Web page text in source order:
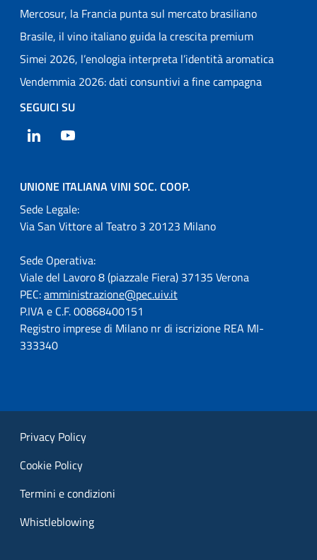
Mercosur, la Francia punta sul mercato brasiliano
Brasile, il vino italiano guida la crescita premium
Simei 2026, l’enologia interpreta l’identità aromatica
Vendemmia 2026: dati consuntivi a fine campagna
SEGUICI SU
LinkedIn
UNIONE ITALIANA VINI SOC. COOP.
Sede Legale:
Via San Vittore al Teatro 3 20123 Milano
Sede Operativa:
Viale del Lavoro 8 (piazzale Fiera) 37135 Verona
PEC:amministrazione@pec.uiv.it
P.IVA e C.F. 00868400151
Registro imprese di Milano nr di iscrizione REA MI-
333340
Privacy Policy
Cookie Policy
Termini e condizioni
Whistleblowing